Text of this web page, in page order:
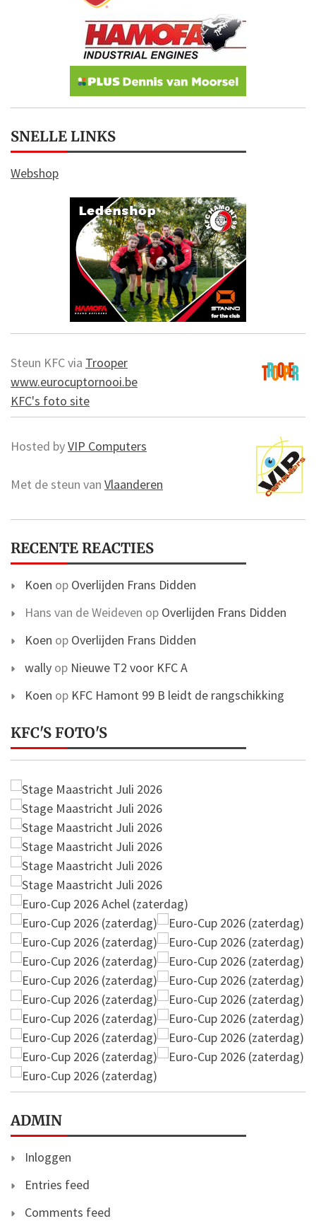
SNELLE LINKS
Webshop
Steun KFC via Trooper
www.eurocuptornooi.be
KFC's foto site
Hosted byVIP Computers
Met de steun van Vlaanderen
RECENTE REACTIES
Koen op Overlijden Frans Didden
Hans van de Weideven op Overlijden Frans Didden
Koen op Overlijden Frans Didden
wally op Nieuwe T2 voor KFC A
Koen op KFC Hamont 99 B leidt de rangschikking
KFC'S FOTO'S
ADMIN
Inloggen
Entries feed
Comments feed